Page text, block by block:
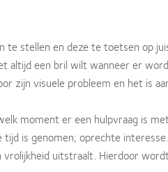
stellen en deze te toetsen op
een bril wilt wanneer er
zijn visuele probleem en het is
moment er een hulpvraag is
is genomen; oprechte
vrolijkheid uitstraalt. Hierdoor